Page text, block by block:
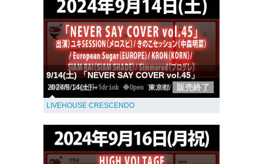
9/14(土) 「NEVER SAY COVER vol.45」
2024/9/14(土)～ 東京都 販売終了
LIVEHOUSE CRESCENDO